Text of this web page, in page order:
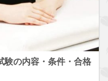
験の内容・条件・合格